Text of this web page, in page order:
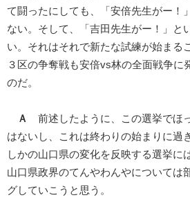
て闘ったにしても、「安倍先生がー！
ない。そして、「吉田先生がー！」と
い。それはそれで新たな試練が始まる
３区の争奪戦も安倍vs林の全面戦争に
のだ。
Ａ
前述したように、この選挙でほ
はないし、これは終わりの始まりに過
しかの山口県の変化を反映する選挙に
山口県政界のてんやわんやについては
グしていこうと思う。